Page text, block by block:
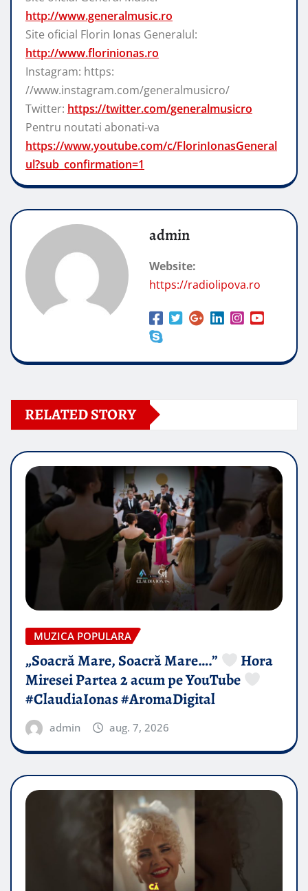
http://www.generalmusic.ro
Site oficial Florin Ionas Generalul:
http://www.florinionas.ro
Instagram: https:
//www.instagram.com/generalmusicro/
Twitter: https://twitter.com/generalmusicro
Pentru noutati abonati-va
https://www.youtube.com/c/FlorinIonasGeneral
ul?sub_confirmation=1
admin
Website:
https://radiolipova.ro
RELATED STORY
MUZICA POPULARA
„Soacră Mare, Soacră Mare….”
Hora
Miresei Partea 2 acum pe YouTube
#ClaudiaIonas #AromaDigital
admin aug. 7, 2026